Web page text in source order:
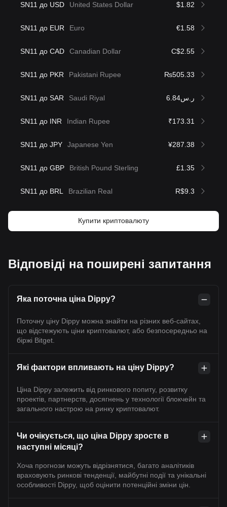
SN11 до USD United States Dollar $1.82
SN11 до EUR Euro €1.58
SN11 до CAD Canadian Dollar C$2.55
SN11 до PKR Pakistani Rupee ₨505.33
SN11 до SAR Saudi Riyal ر.س6.84
SN11 до INR Indian Rupee ₹173.31
SN11 до JPY Japanese Yen ¥287.38
SN11 до GBP British Pound Sterling £1.35
SN11 до BRL Brazilian Real R$9.3
Купити криптовалюту
Відповіді на поширені запитання
Яка поточна ціна Dippy?
Поточну ціну Dippy можна знайти на різних веб-сайтах,
що відстежують ціни криптовалют, або безпосередньо на
біржі Bitget.
Які фактори впливають на ціну Dippy?
Ціна Dippy залежить від ринкового попиту, розвитку
проектів, партнерств, досягнень у технології блокчейн та
загального настрою на ринку криптовалют.
Чи очікується, що ціна Dippy зросте в
наступні місяці?
Хоча прогнози можуть відрізнятися, багато аналітиків
враховують ринкові тенденції, майбутні події та унікальні
особливості Dippy, щоб оцінити потенційні зміни цін.